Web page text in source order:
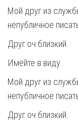
Мой друг из
непубличное
Друг оч близкий.
Имейте в виду.
Мой друг из
непубличное
Друг оч близкий.